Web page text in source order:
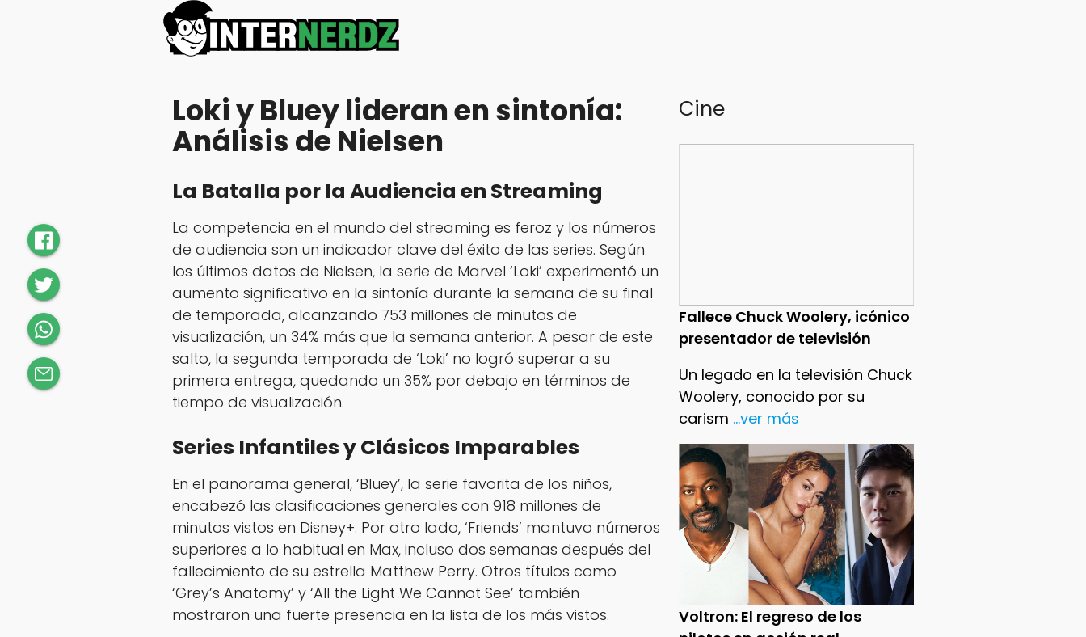
Cine
Fallece Chuck Woolery, icónico
presentador de televisión
Un legado en la televisión Chuck
Woolery, conocido por su
carism ...ver más
Voltron: El regreso de los
Loki y Bluey lideran en sintonía:
Análisis de Nielsen
La Batalla por la Audiencia en Streaming
La competencia en el mundo del streaming es feroz y los números
de audiencia son un indicador clave del éxito de las series. Según
los últimos datos de Nielsen, la serie de Marvel ‘Loki’ experimentó un
aumento significativo en la sintonía durante la semana de su final
de temporada, alcanzando 753 millones de minutos de
visualización, un 34% más que la semana anterior. A pesar de este
salto, la segunda temporada de ‘Loki’ no logró superar a su
primera entrega, quedando un 35% por debajo en términos de
tiempo de visualización.
Series Infantiles y Clásicos Imparables
En el panorama general, ‘Bluey’, la serie favorita de los niños,
encabezó las clasificaciones generales con 918 millones de
minutos vistos en Disney+. Por otro lado, ‘Friends’ mantuvo números
superiores a lo habitual en Max, incluso dos semanas después del
fallecimiento de su estrella Matthew Perry. Otros títulos como
‘Grey’s Anatomy’ y ‘All the Light We Cannot See’ también
mostraron una fuerte presencia en la lista de los más vistos.